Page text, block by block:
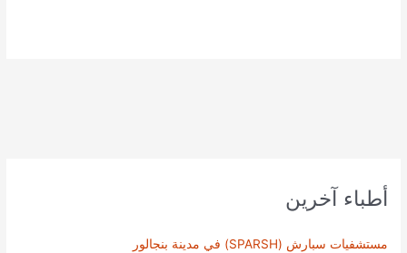
أطباء آخرين
مستشفيات سبارش (SPARSH) في مدينة بنجالور